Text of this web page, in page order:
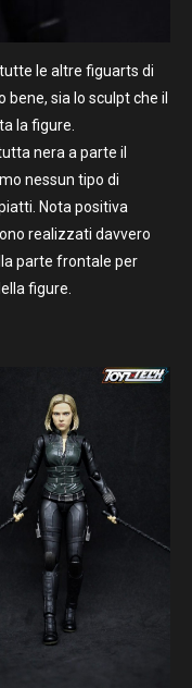
le altre figuarts di
sia lo sculpt che il
la figure.
nera a parte il
nessun tipo di
Nota positiva
realizzati davvero
parte frontale per
figure.